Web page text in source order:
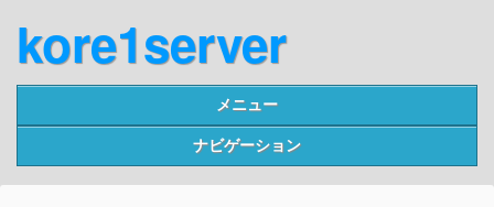
kore1server
メニュー
ナビゲーション